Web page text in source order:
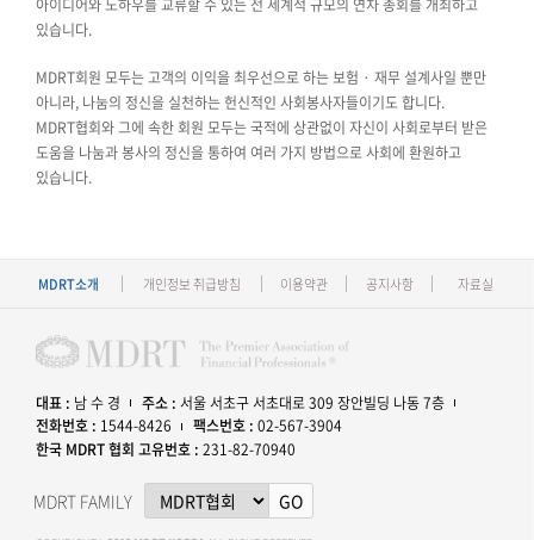
아이디어와 노하우를 교류할 수 있는 전 세계적 규모의 연차 총회를 개최하고
있습니다.
MDRT회원 모두는 고객의 이익을 최우선으로 하는 보험 · 재무 설계사일 뿐만
아니라, 나눔의 정신을 실천하는 헌신적인 사회봉사자들이기도 합니다.
MDRT협회와 그에 속한 회원 모두는 국적에 상관없이 자신이 사회로부터 받은
도움을 나눔과 봉사의 정신을 통하여 여러 가지 방법으로 사회에 환원하고
있습니다.
MDRT소개 개인정보 취급방침 이용약관 공지사항 자료실
대표 : 남 수 경 주소 : 서울 서초구 서초대로 309 장안빌딩 나동 7층
전화번호 : 1544-8426 팩스번호 : 02-567-3904
한국 MDRT 협회 고유번호 : 231-82-70940
MDRT FAMILY GO